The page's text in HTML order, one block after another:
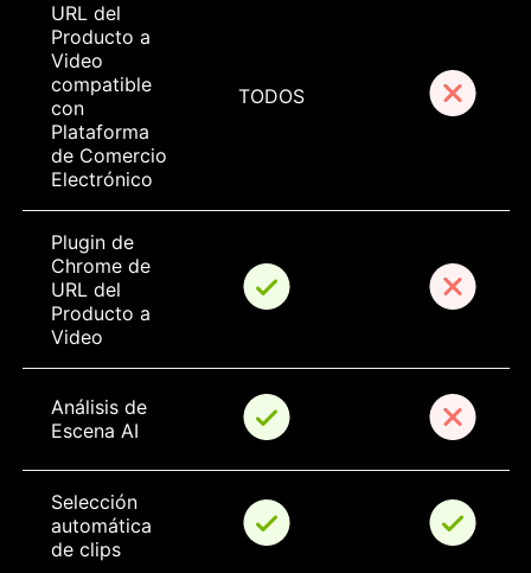
URL del
Producto a
Video
compatible
con
Plataforma
de Comercio
Electrónico
TODOS
Plugin de
Chrome de
URL del
Producto a
Video
Análisis de
Escena AI
Selección
automática
de clips